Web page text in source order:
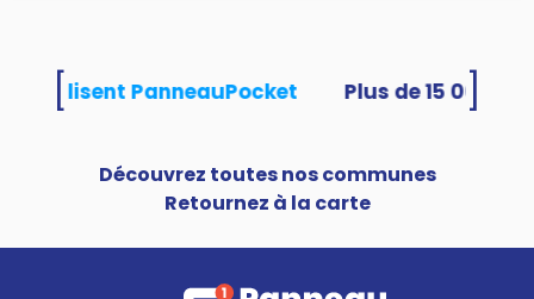
utilisent PanneauPocket
Découvrez toutes nos communes
Retournez à la carte